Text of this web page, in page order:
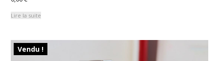
Lire la suite
Vendu !